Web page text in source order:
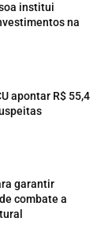
institui
na
apontar R$ 55,4
garantir
combate a